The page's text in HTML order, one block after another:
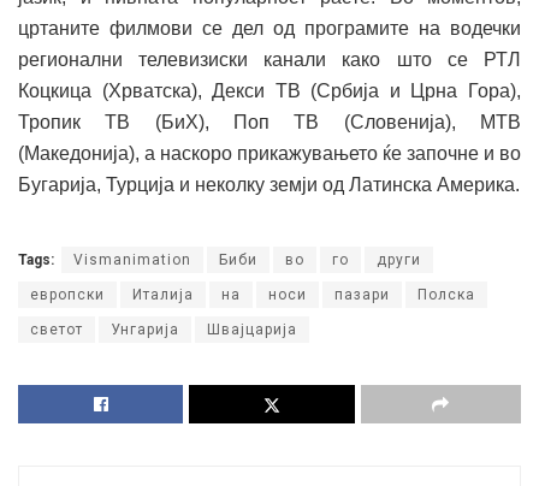
цртаните филмови се дел од програмите на водечки
регионални телевизиски канали како што се РТЛ
Коцкица (Хрватска), Декси ТВ (Србија и Црна Гора),
Тропик ТВ (БиХ), Поп ТВ (Словенија), МТВ
(Македонија), а наскоро прикажувањето ќе започне и во
Бугарија, Турција и неколку земји од Латинска Америка.
Tags: Vismanimation Биби во го други
европски Италија на носи пазари Полска
светот Унгарија Швајцарија